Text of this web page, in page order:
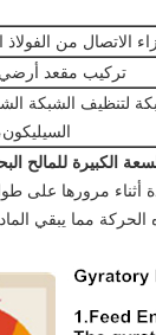
الاتصال من
تركيب مقعد
لتنظيف الشبكة
الكبيرة للمالح
أثناء مرورها
الحركة مما يبقي